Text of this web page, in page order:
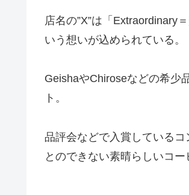
店名の”X”は「Extraordinary
いう想いが込められている。
GeishaやChiroseなどの希少
ト。
品評会などで入賞している
とのできない素晴らしいコー